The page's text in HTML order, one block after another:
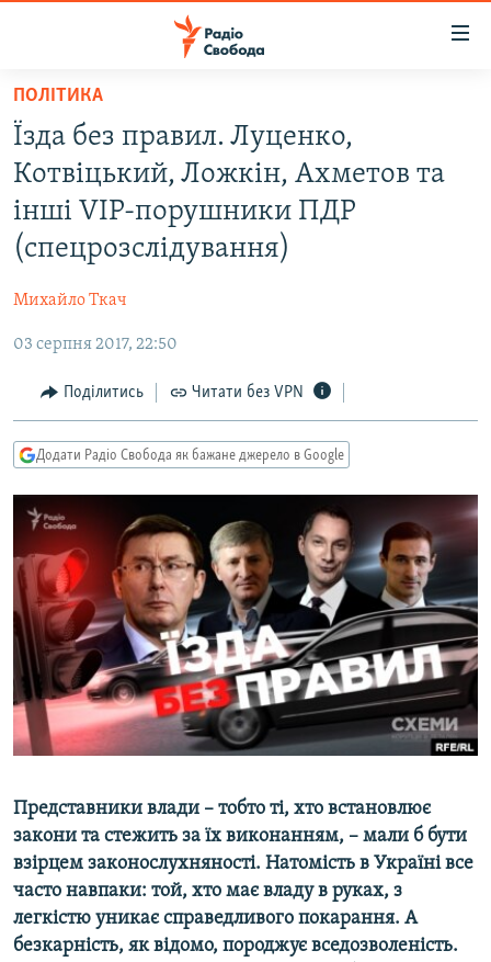
Перейти
до
основного
матеріалу
Перейти
до
основної
Перейти
до
РАДІО СВОБОДА – 70 РОКІВ
ВСЕ ЗА ДОБУ
СТАТТІ
КУЛЬТУРА
СПОРТ
СВІТ
ВІЙНА
КРИМ.РЕАЛІЇ
ТИ ЯК?
КИТАЙ.ВИКЛИКИ
МУЛЬТИМЕДІА
ФОТО
СПЕЦПРОЄКТИ
ПОДКАСТИ
КРИМ РЕАЛІЇ
РУС
УКР
КТАТ
ДОЛУЧАЙСЯ!
ПОЛІТИКА
Їзда без правил. Луценко,
Котвіцький, Ложкін, Ахметов та
інші VIP-порушники ПДР
(спецрозслідування)
Михайло Ткач
03 серпня 2017, 22:50
Поділитись Читати без VPN
Додати Радіо Свобода як бажане джерело в Google
Представники влади – тобто ті, хто встановлює
закони та стежить за їх виконанням, – мали б бути
взірцем законослухняності. Натомість в Україні все
часто навпаки: той, хто має владу в руках, з
легкістю уникає справедливого покарання. А
безкарність, як відомо, породжує вседозволеність.